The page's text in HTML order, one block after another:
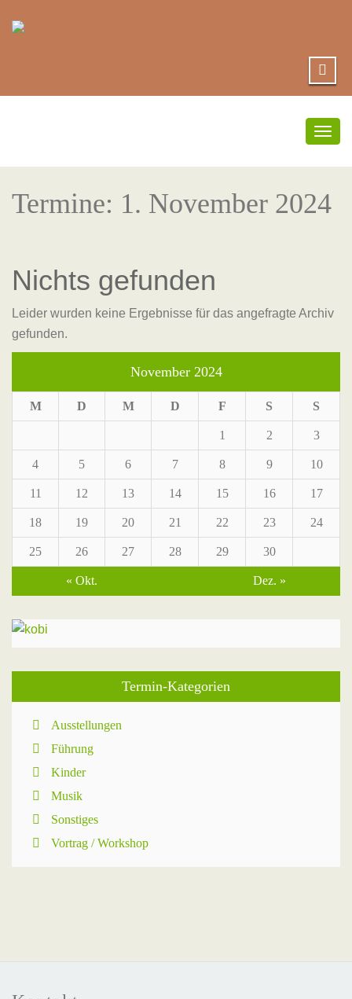
Termine: 1. November 2024
Nichts gefunden
Leider wurden keine Ergebnisse für das angefragte Archiv
gefunden.
November 2024
M D M D F S S
1 2 3
4 5 6 7 8 9 10
11 12 13 14 15 16 17
18 19 20 21 22 23 24
25 26 27 28 29 30
« Okt. Dez. »
Termin-Kategorien
Ausstellungen
Führung
Kinder
Musik
Sonstiges
Vortrag / Workshop